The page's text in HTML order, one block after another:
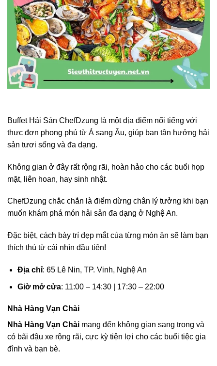
Buffet Hải Sản ChefDzung là một địa điểm nổi tiếng với
thực đơn phong phú từ Á sang Âu, giúp bạn tận hưởng hải
sản tươi sống và đa dạng.
Không gian ở đây rất rộng rãi, hoàn hảo cho các buổi họp
mặt, liên hoan, hay sinh nhật.
ChefDzung chắc chắn là điểm dừng chân lý tưởng khi bạn
muốn khám phá món hải sản đa dạng ở Nghệ An.
Đặc biệt, cách bày trí đẹp mắt của từng món ăn sẽ làm bạn
thích thú từ cái nhìn đầu tiên!
Địa chỉ: 65 Lê Nin, TP. Vinh, Nghệ An
Giờ mở cửa: 11:00 – 14:30 | 17:30 – 22:00
Nhà Hàng Vạn Chài
Nhà Hàng Vạn Chài mang đến không gian sang trọng và
có bãi đậu xe rộng rãi, cực kỳ tiện lợi cho các buổi tiệc gia
đình và bạn bè.